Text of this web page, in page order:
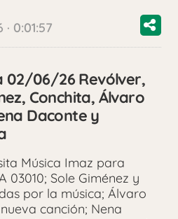
0:01:57
02/06/26 Revólver,
Conchita, Álvaro
Daconte y
Música Imaz para
03010; Sole Giménez y
por la música; Álvaro
canción; Nena